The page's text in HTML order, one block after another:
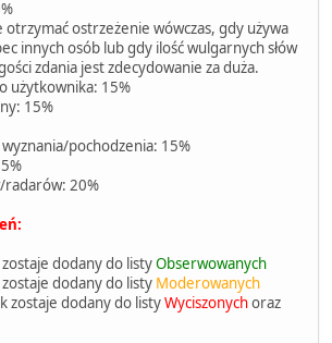
otrzymać ostrzeżenie wówczas, gdy używa
innych osób lub gdy ilość wulgarnych słów
zdania jest zdecydowanie za duża.
użytkownika: 15%
15%
pochodzenia: 15%
radarów: 20%
dodany do listyObserwowanych
dodany do listy Moderowanych
zostaje dodany do listyWyciszonychoraz